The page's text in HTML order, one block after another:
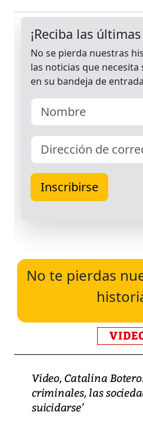
No te pierdas
Video, Catalina
criminales, las
suicidarse’